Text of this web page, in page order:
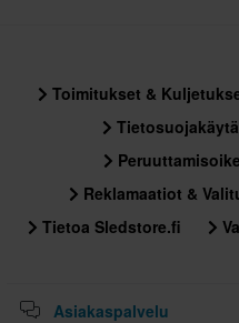
Toimitukset &
Reklamaatiot &
Tietoa Sledstore.fi
Asiakaspalvelu